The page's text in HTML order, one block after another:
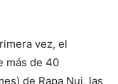
vez, el
más de 40
de Rapa Nui, las